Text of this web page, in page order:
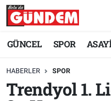
GÜNCEL SPOR
HABERLER SPOR
Trendyol 1.
Merkez Nöbetçi
Merkez Trafik